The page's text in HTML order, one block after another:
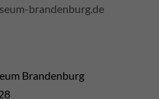
brandenburg.de
Brandenburg